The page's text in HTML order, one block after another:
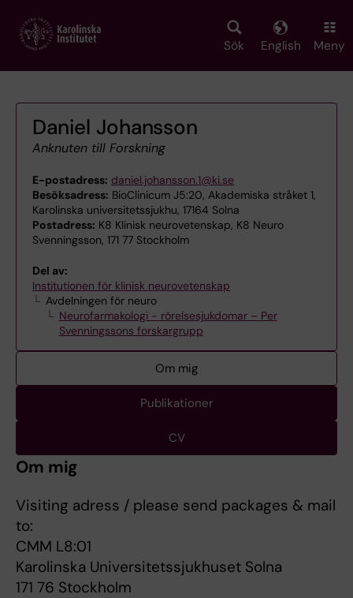
main
Sök English Meny
Daniel Johansson
Anknuten till Forskning
E-postadress: daniel.johansson.1@ki.se
Besöksadress: BioClinicum J5:20, Akademiska stråket 1,
Karolinska universitetssjukhu, 17164 Solna
Postadress: K8 Klinisk neurovetenskap, K8 Neuro
Svenningsson, 171 77 Stockholm
Del av:
Institutionen för klinisk neurovetenskap
Avdelningen för neuro
Neurofarmakologi - rörelsesjukdomar – Per
Svenningssons forskargrupp
Om mig
Publikationer
CV
Om mig
Visiting adress / please send packages & mail
to:
CMM L8:01
Karolinska Universitetssjukhuset Solna
171 76 Stockholm